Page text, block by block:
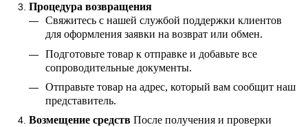
Процедура возвращения
Свяжитесь с нашей службой поддержки клиентов
для оформления заявки на возврат или обмен.
Подготовьте товар к отправке и добавьте все
сопроводительные документы.
Отправьте товар на адрес, который вам сообщит наш
представитель.
Возмещение средств После получения и проверки